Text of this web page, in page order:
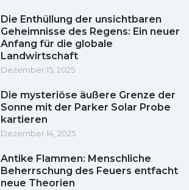
Die Enthüllung der unsichtbaren
Geheimnisse des Regens: Ein neuer
Anfang für die globale
Landwirtschaft
Dezember 15, 2025
Die mysteriöse äußere Grenze der
Sonne mit der Parker Solar Probe
kartieren
Dezember 14, 2025
Antike Flammen: Menschliche
Beherrschung des Feuers entfacht
neue Theorien